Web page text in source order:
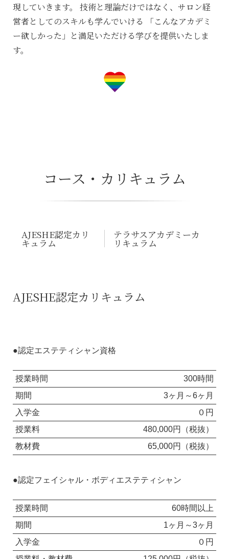
現していきます。
技術と理論だけではなく、サロン経
営者としてのスキルも学んでいける
「こんなアカデミ
ー欲しかった」と満足いただける学びを提供いたしま
す。
コース・カリキュラム
AJESHE認定カリ
キュラム
テラサスアカデミーカ
リキュラム
AJESHE認定カリキュラム
●認定エステティシャン資格
授業時間
300時間
期間
3ヶ月～6ヶ月
入学金
０円
授業料
480,000円（税抜）
教材費
65,000円（税抜）
●認定フェイシャル・ボディエステティシャン
授業時間
60時間以上
期間
1ヶ月～3ヶ月
入学金
０円